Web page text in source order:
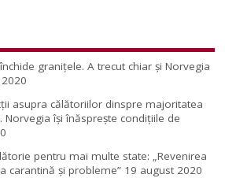
granițele. A trecut chiar și Norvegia
asupra călătoriilor dinspre majoritatea
Norvegia își înăsprește condițiile de
pentru mai multe state: „Revenirea
carantină şi probleme” 19 august 2020